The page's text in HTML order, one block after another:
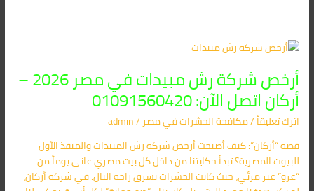
أرخص شركة رش مبيدات في مصر 2026 –
أركان اتصل الآن: 01091560420
اترك تعليقاً/مكافحة الحشرات في مصر/
admin
قصة “أركان”: كيف أصبحت أرخص شركة رش المبيدات والمنقذ الأول
للبيوت المصرية؟ تبدأ حكايتنا من داخل كل بيت مصري عانى يوماً من
“غزو” غير مرئي، حيث كانت الحشرات تسرق راحة البال. في شركة أركان،
أرخص
رش
مبيدات
في
مصر
2026
–
أركان
اتصل